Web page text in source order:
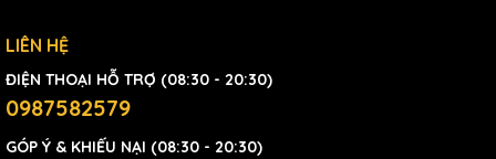
LIÊN HỆ
ĐIỆN THOẠI HỖ TRỢ (08:30 - 20:30)
0987582579
GÓP Ý & KHIẾU NẠI (08:30 - 20:30)